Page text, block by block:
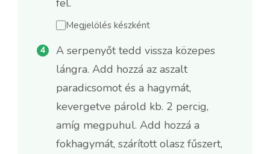
fel.
Megjelölés készként
A serpenyőt tedd vissza közepes
lángra. Add hozzá az aszalt
paradicsomot és a hagymát,
kevergetve párold kb. 2 percig,
amíg megpuhul. Add hozzá a
fokhagymát, szárított olasz fűszert,